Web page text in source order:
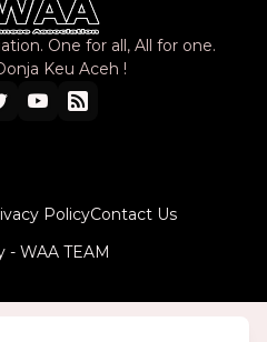
One for all, All for one.
Keu Aceh !
- WAA TEAM
PolicyContact Us